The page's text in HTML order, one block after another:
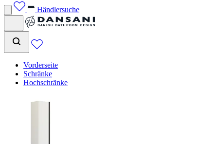
Händlersuche
Vorderseite
Schränke
Hochschränke